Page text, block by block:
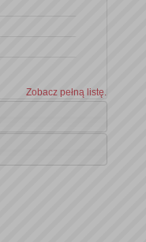
Zobacz pełną listę.